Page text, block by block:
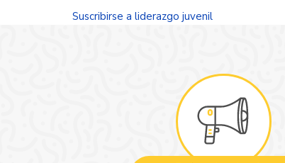
Suscribirse a liderazgo juvenil